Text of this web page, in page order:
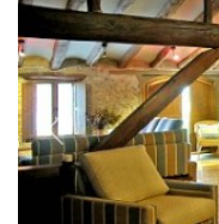
Anterior